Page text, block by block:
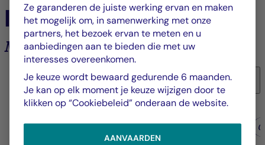
In het nieuws
Marktanalyses en trends
6
Groep La Française
Ze garanderen de juiste werking ervan en maken
het mogelijk om, in samenwerking met onze
partners, het bezoek ervan te meten en u
aanbiedingen aan te bieden die met uw
interesses overeenkomen.
Je keuze wordt bewaard gedurende 6 maanden.
Je kan op elk moment je keuze wijzigen door te
klikken op “Cookiebeleid” onderaan de website.
AANVAARDEN